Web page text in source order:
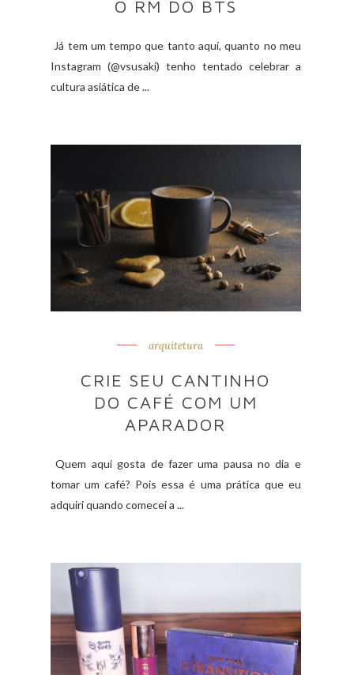
O RM DO BTS
Já tem um tempo que tanto aqui, quanto no meu
Instagram (@vsusaki) tenho tentado celebrar a
cultura asiática de ...
arquitetura
CRIE SEU CANTINHO
DO CAFÉ COM UM
APARADOR
Quem aqui gosta de fazer uma pausa no dia e
tomar um café? Pois essa é uma prática que eu
adquiri quando comecei a ...